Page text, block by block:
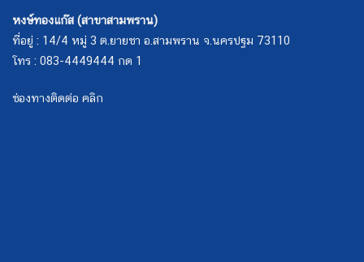
หงษ์ทองแก๊ส (สาขาสามพราน)
ที่อยู่ : 14/4 หมู่ 3 ต.ยายชา อ.สามพราน จ.นครปฐม 73110
โทร : 083-4449444 กด 1
ช่องทางติดต่อ คลิก